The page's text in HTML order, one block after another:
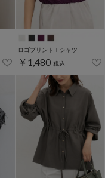
ロゴプリントＴシャツ
￥1,480 税込